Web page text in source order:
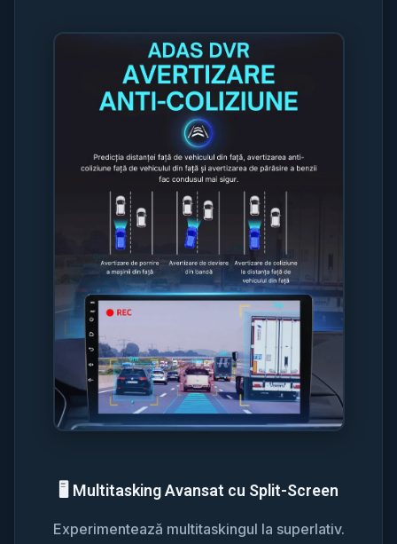
🖥️ Multitasking Avansat cu Split-Screen
Experimentează multitaskingul la superlativ.